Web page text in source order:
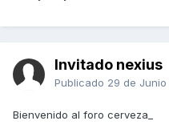
Invitado nexius
Publicado 29 de Junio
Bienvenido al foro cerveza_